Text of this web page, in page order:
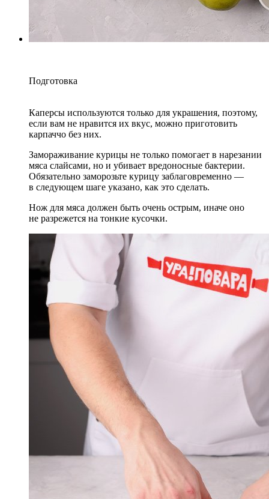
Подготовка
Каперсы используются только для украшения, поэтому,
если вам не нравится их вкус, можно приготовить
карпаччо без них.
Замораживание курицы не только помогает в нарезании
мяса слайсами, но и убивает вредоносные бактерии.
Обязательно заморозьте курицу заблаговременно —
в следующем шаге указано, как это сделать.
Нож для мяса должен быть очень острым, иначе оно
не разрежется на тонкие кусочки.